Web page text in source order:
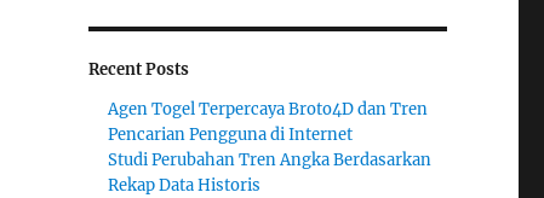
Recent Posts
Agen Togel Terpercaya Broto4D dan Tren
Pencarian Pengguna di Internet
Studi Perubahan Tren Angka Berdasarkan
Rekap Data Historis